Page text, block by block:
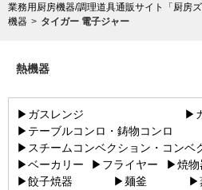
業務用厨房機器/調理道具通販サイト「厨房ズ
機器
タイガー 電子ジャー
熱機器
▶ガスレンジ
▶
▶テーブルコンロ・鋳物コンロ
▶スチームコンベクション・コンベ
▶ベーカリー
▶フライヤー ▶焼物
▶餃子焼器
▶麺釜 ▶